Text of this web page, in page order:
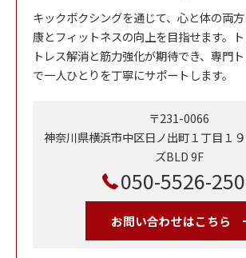
キックボクシングを通じて、心と体の両
康とフィットネスの向上を目指せます。
トレス解消と筋力強化が期待でき、専門
で一人ひとりを丁寧にサポートします。
〒231-0066
神奈川県横浜市中区日ノ出町１丁目１
ズBLD 9F
050-5526-
お問い合わせはこちら